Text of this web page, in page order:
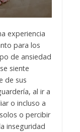
experiencia
para los
de ansiedad
siente
de sus
al ir a
o incluso a
o percibir
inseguridad